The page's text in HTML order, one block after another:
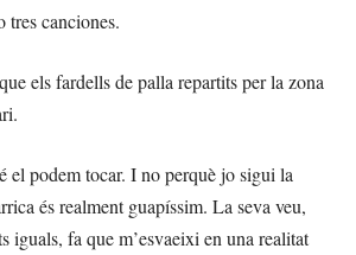
canciones.
els fardells de palla repartits per la zona
el podem tocar. I no perquè jo sigui la
és realment guapíssim. La seva veu,
iguals, fa que m’esvaeixi en una realitat